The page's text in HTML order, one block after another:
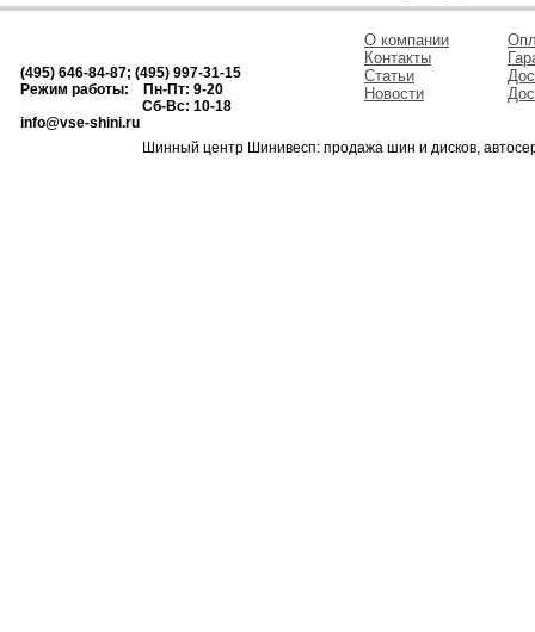
(495) 646-84-87; (495) 997-31-15
Режим работы: Пн-Пт: 9-20
Сб-Вс: 10-18
info@vse-shini.ru
О компании
Контакты
Статьи
Новости
Шинный центр Шинивесп: продажа шин и дисков,